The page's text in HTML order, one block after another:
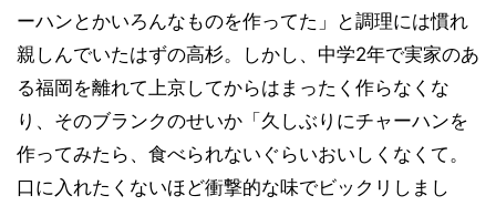
ーハンとかいろんなものを作ってた」と調理には慣れ
親しんでいたはずの高杉。しかし、中学2年で実家のあ
る福岡を離れて上京してからはまったく作らなくな
り、そのブランクのせいか「久しぶりにチャーハンを
作ってみたら、食べられないぐらいおいしくなくて。
口に入れたくないほど衝撃的な味でビックリしまし